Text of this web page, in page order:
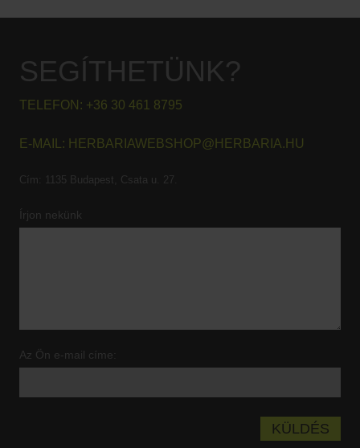
SEGÍTHETÜNK?
TELEFON: +36 30 461 8795
E-MAIL: HERBARIAWEBSHOP@HERBARIA.HU
Cím: 1135 Budapest, Csata u. 27.
Írjon nekünk
Az Ön e-mail címe: